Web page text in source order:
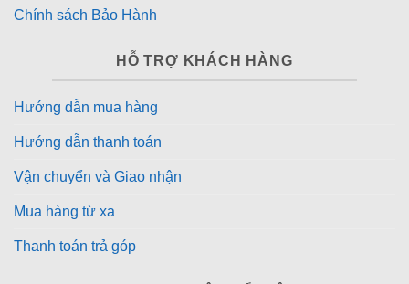
Chính sách Bảo Hành
HỖ TRỢ KHÁCH HÀNG
Hướng dẫn mua hàng
Hướng dẫn thanh toán
Vận chuyển và Giao nhận
Mua hàng từ xa
Thanh toán trả góp